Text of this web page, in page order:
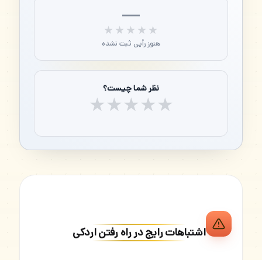
—
★★★★★
هنوز رأیی ثبت نشده
نظر شما چیست؟
★★★★★
اشتباهات رایج در راه رفتن اردکی